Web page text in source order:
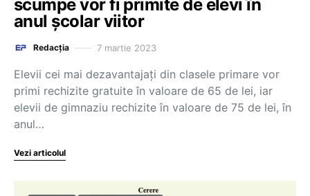
scumpe vor fi primite de elevi în
anul școlar viitor
Redacția 7 martie 2023
Elevii cei mai dezavantajați din clasele primare vor
primi rechizite gratuite în valoare de 65 de lei, iar
elevii de gimnaziu rechizite în valoare de 75 de lei, în
anul…
Vezi articolul